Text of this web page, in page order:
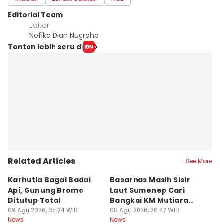
Editorial Team
Editor
Nofika Dian Nugroho
Tonton lebih seru di
Related Articles See More
Karhutla Bagai Badai
Api, Gunung Bromo
Ditutup Total
09 Agu 2026, 05:24 WIB
News
Basarnas Masih Sisir
Laut Sumenep Cari
Bangkai KM Mutiara
Sentosa II
08 Agu 2026, 20:42 WIB
News